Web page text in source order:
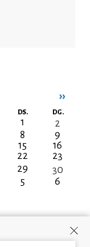
››
DS. DG.
1
2
8
9
15
16
22
23
29
30
5 6